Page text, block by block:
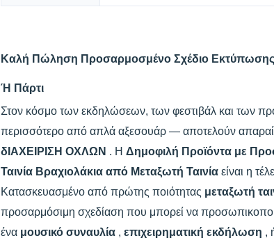
Καλή Πώληση Προσαρμοσμένο Σχέδιο
Ή Πάρτι
Στον κόσμο των εκδηλώσεων, των φεστιβάλ και των
περισσότερο από απλά αξεσουάρ — αποτελούν
δΙΑΧΕΙΡΙΣΗ ΟΧΛΩΝ . Η Δημοφιλή Προϊόντα με
Ταινία Βραχιολάκια από Μεταξωτή Ταινία είναι η
Κατασκευασμένο από πρώτης ποιότητας μεταξωτή
προσαρμόσιμη σχεδίαση που μπορεί να
ένα μουσικό συναυλία , επιχειρηματική εκδήλωση ,